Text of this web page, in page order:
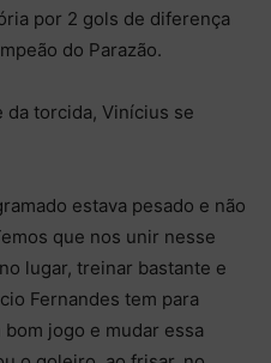
por 2 gols de diferença
do Parazão.
da torcida, Vinícius se
estava pesado e não
que nos unir nesse
lugar, treinar bastante e
Fernandes tem para
jogo e mudar essa